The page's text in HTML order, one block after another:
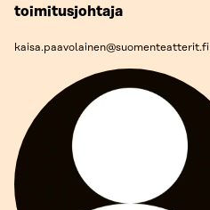
toimitusjohtaja
kaisa.paavolainen@suomenteatterit.fi